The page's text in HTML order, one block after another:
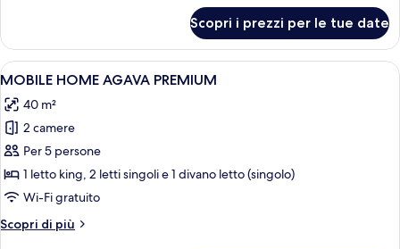
HOME
LOTUS
PREMIUM
Scopri i prezzi per le tue date
Apri
tutte
le
foto
per
MOBILE
HOME
PREMIUM
Una cucina moderna con una
6
MOBILE HOME AGAVA PREMIUM
40 m²
2 camere
Per 5 persone
1 letto king, 2 letti singoli e 1 divano letto (singolo)
Wi-Fi gratuito
Scopri di più
Altri